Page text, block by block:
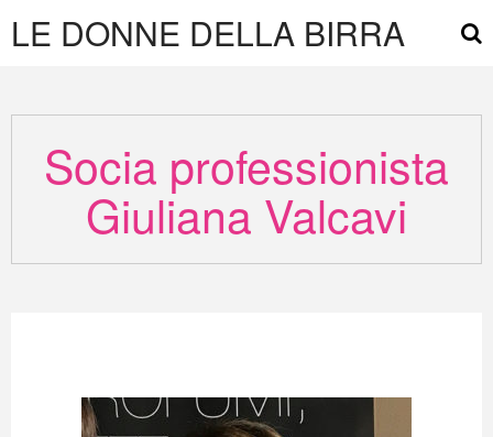
LE DONNE DELLA BIRRA
Socia professionista
Giuliana Valcavi